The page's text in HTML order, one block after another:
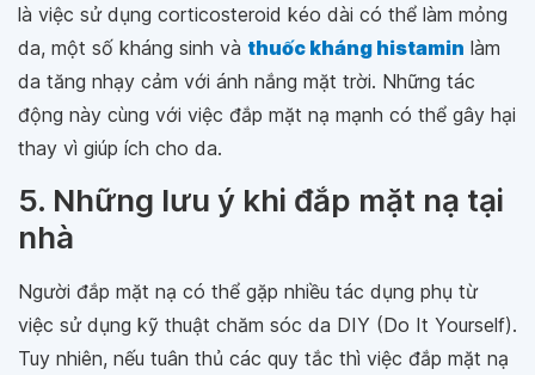
là việc sử dụng corticosteroid kéo dài có thể làm mỏng
da, một số kháng sinh và thuốc kháng histamin làm
da tăng nhạy cảm với ánh nắng mặt trời. Những tác
động này cùng với việc đắp mặt nạ mạnh có thể gây hại
thay vì giúp ích cho da.
5. Những lưu ý khi đắp mặt nạ tại
nhà
Người đắp mặt nạ có thể gặp nhiều tác dụng phụ từ
việc sử dụng kỹ thuật chăm sóc da DIY (Do It Yourself).
Tuy nhiên, nếu tuân thủ các quy tắc thì việc đắp mặt nạ